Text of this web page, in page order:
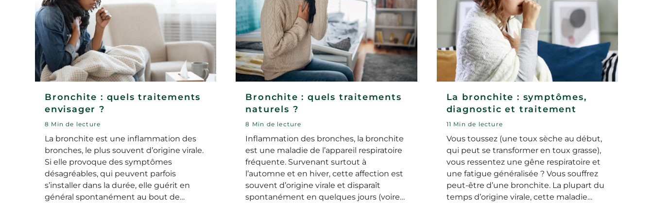
Bronchite : quels traitements
envisager ?
8 Min de lecture
La bronchite est une inflammation des
bronches, le plus souvent d’origine virale.
Si elle provoque des symptômes
désagréables, qui peuvent parfois
s’installer dans la durée, elle guérit en
général spontanément au bout de
Bronchite : quels traitements
naturels ?
8 Min de lecture
Inflammation des bronches, la bronchite
est une maladie de l’appareil respiratoire
fréquente. Survenant surtout à
l’automne et en hiver, cette affection est
souvent d’origine virale et disparaît
spontanément en quelques jours (voire
La bronchite : symptômes,
diagnostic et traitement
11 Min de lecture
Vous toussez (une toux sèche au début,
qui peut se transformer en toux grasse),
vous ressentez une gêne respiratoire et
une fatigue généralisée ? Vous souffrez
peut-être d’une bronchite. La plupart du
temps d’origine virale, cette maladie